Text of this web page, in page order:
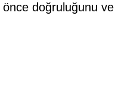
doğruluğunu ve